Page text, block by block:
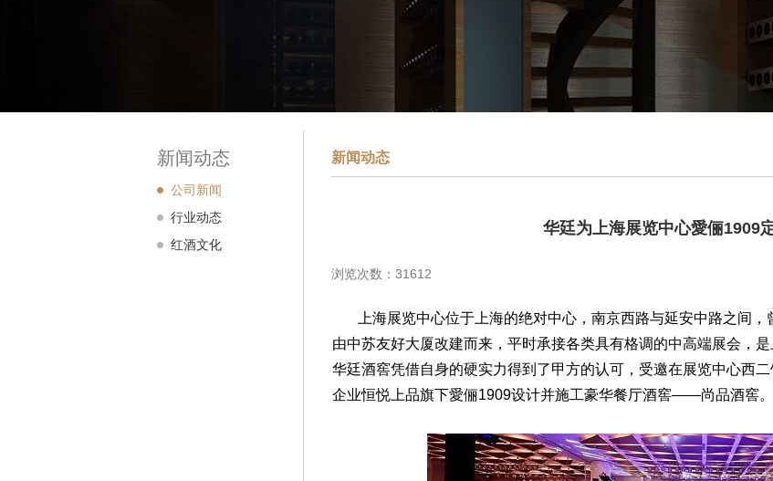
新闻动态
公司新闻
行业动态
红酒文化
新闻动态
华廷为上海展览中心愛俪1909
浏览次数：31612
上海展览中心位于上海的绝对中心，南京西路与延安中路之间，
由中苏友好大厦改建而来，平时承接各类具有格调的中高端展会，
华廷酒窖凭借自身的硬实力得到了甲方的认可，受邀在展览中心西
企业恒悦上品旗下愛俪1909设计并施工豪华餐厅酒窖——尚品酒窖。